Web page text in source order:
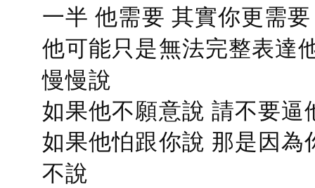
一半 他需要 其實你更需要
他可能只是無法完整表達
慢慢說
如果他不願意說 請不要逼
如果他怕跟你說 那是因
不說